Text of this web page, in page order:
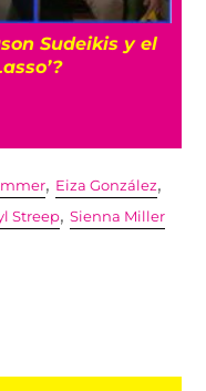
Sudeikis y el
, Eiza González,
Streep,Sienna Miller